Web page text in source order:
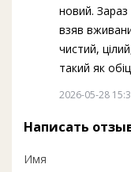
новий. Зараз
взяв
чистий,
такий як
2026-05-28
Написать
Имя